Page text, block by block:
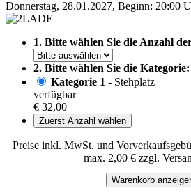
Donnerstag, 28.01.2027, Beginn: 20:00
1. Bitte wählen Sie die Anzahl
2. Bitte wählen Sie die Kategorie:
Kategorie 1 - Stehplatz
verfügbar
€ 32,00
Zuerst Anzahl wählen
Preise inkl. MwSt. und
max. 2,00 € zzgl.
Warenkorb